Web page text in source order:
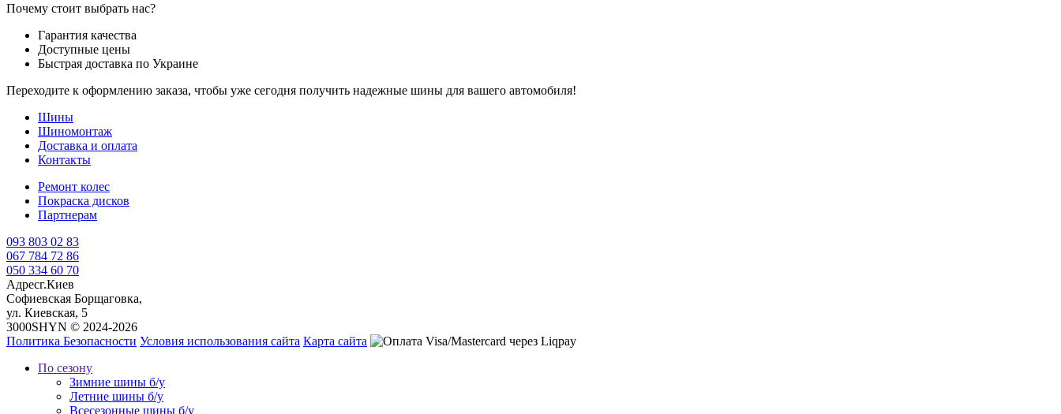
Почему стоит выбрать нас?
Гарантия качества
Доступные цены
Быстрая доставка по Украине
Переходите к оформлению заказа, чтобы уже сегодня получить надежные шины для вашего автомобиля!
Шины
Шиномонтаж
Доставка и оплата
Контакты
Ремонт колес
Покраска дисков
Партнерам
093 803 02 83
067 784 72 86
050 334 60 70
Адресг.Киев
Софиевская Борщаговка,
ул. Киевская, 5
3000SHYN © 2024-2026
Политика Безопасности Условия использования сайта Карта сайта
По сезону
Зимние шины б/у
Летние шины б/у
Всесезонные шины б/у